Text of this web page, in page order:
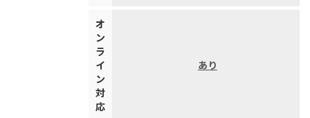
オ
ン
ラ
イ
ン
対
応
あり